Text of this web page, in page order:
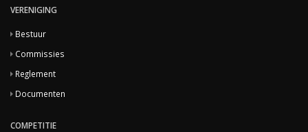
VERENIGING
Bestuur
Commissies
Reglement
Documenten
COMPETITIE